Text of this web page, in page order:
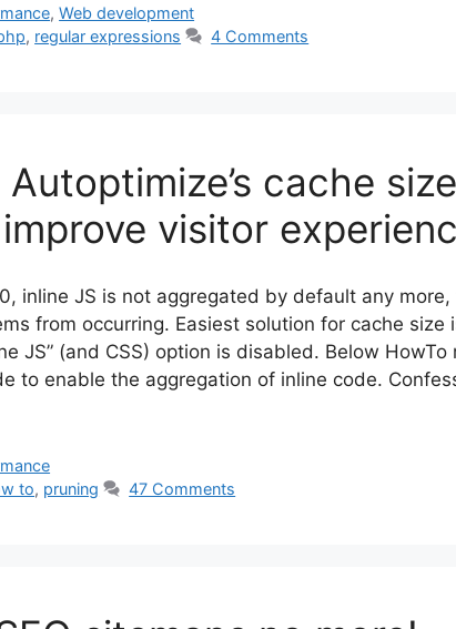
,Web development
, regular expressions 4 Comments
cache
visitor
inline JS is not aggregated by default any more,
from occurring. Easiest solution for cache size
JS” (and CSS) option is disabled. Below HowTo
to enable the aggregation of inline code.
to, pruning 47 Comments